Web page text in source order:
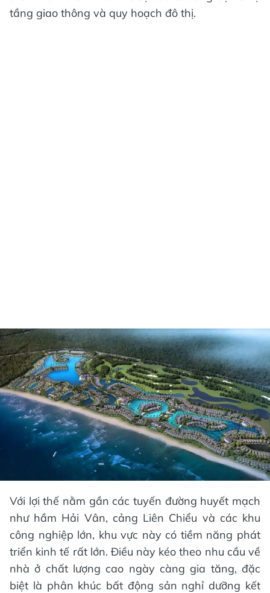
tầng giao thông và quy hoạch đô thị.
Với lợi thế nằm gần các tuyến đường huyết mạch
như hầm Hải Vân, cảng Liên Chiểu và các khu
công nghiệp lớn, khu vực này có tiềm năng phát
triển kinh tế rất lớn. Điều này kéo theo nhu cầu về
nhà ở chất lượng cao ngày càng gia tăng, đặc
biệt là phân khúc bất động sản nghỉ dưỡng kết